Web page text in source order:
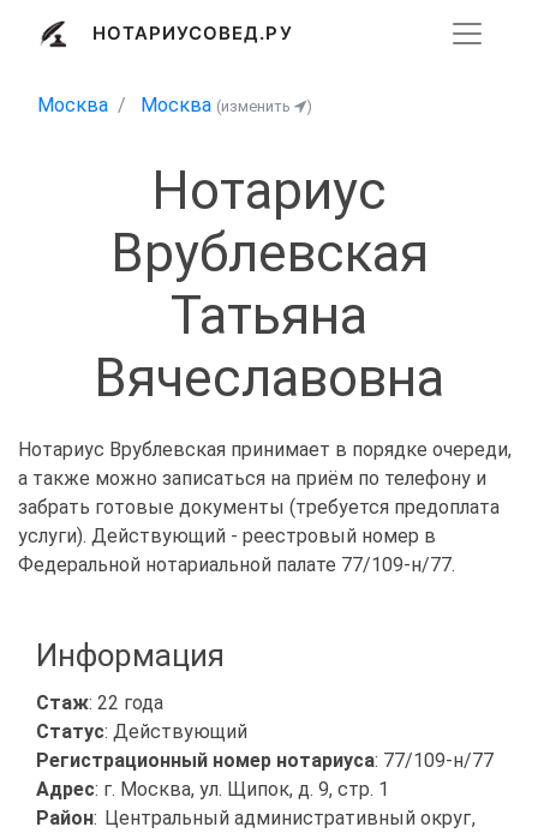
НОТАРИУСОВЕД.РУ
Москва Москва (изменить )
Нотариус
Врублевская
Татьяна
Вячеславовна
Нотариус Врублевская принимает в порядке очереди,
а также можно записаться на приём по телефону и
забрать готовые документы (требуется предоплата
услуги). Действующий - реестровый номер в
Федеральной нотариальной палате 77/109-н/77.
Информация
Стаж: 22 года
Статус: Действующий
Регистрационный номер нотариуса: 77/109-н/77
Адрес: г. Москва, ул. Щипок, д. 9, стр. 1
Район: Центральный административный округ,